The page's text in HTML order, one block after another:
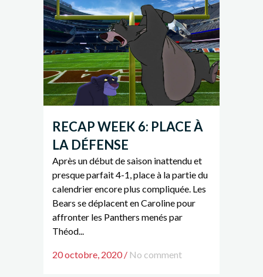
RECAP WEEK 6: PLACE À
LA DÉFENSE
Après un début de saison inattendu et
presque parfait 4-1, place à la partie du
calendrier encore plus compliquée. Les
Bears se déplacent en Caroline pour
affronter les Panthers menés par
Théod...
20 octobre, 2020/ No comment